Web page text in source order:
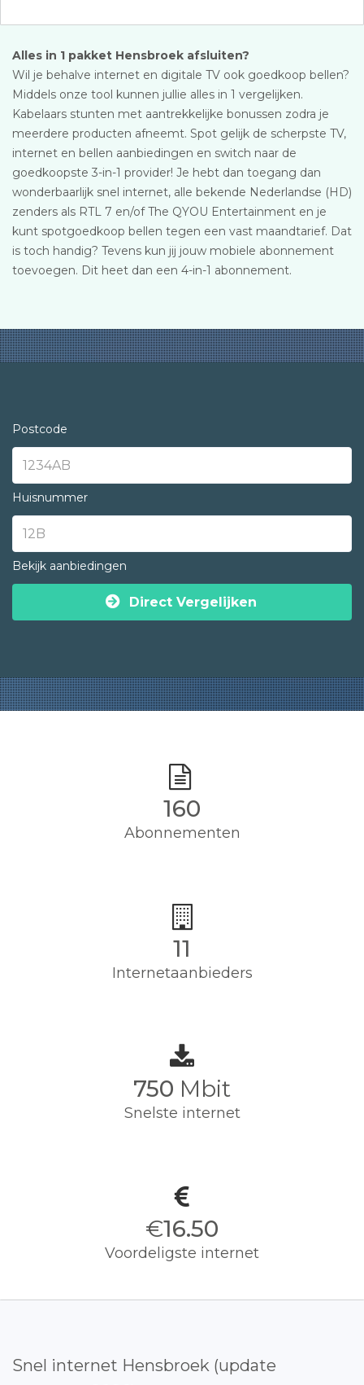
Alles in 1 pakket Hensbroek afsluiten?
Wil je behalve internet en digitale TV ook goedkoop bellen?
Middels onze tool kunnen jullie alles in 1 vergelijken.
Kabelaars stunten met aantrekkelijke bonussen zodra je
meerdere producten afneemt. Spot gelijk de scherpste TV,
internet en bellen aanbiedingen en switch naar de
goedkoopste 3-in-1 provider! Je hebt dan toegang dan
wonderbaarlijk snel internet, alle bekende Nederlandse (HD)
zenders als RTL 7 en/of The QYOU Entertainment en je
kunt spotgoedkoop bellen tegen een vast maandtarief. Dat
is toch handig? Tevens kun jij jouw mobiele abonnement
toevoegen. Dit heet dan een 4-in-1 abonnement.
Postcode
Huisnummer
Bekijk aanbiedingen
Direct Vergelijken
160
Abonnementen
11
Internetaanbieders
750 Mbit
Snelste internet
€16.50
Voordeligste internet
Snel internet Hensbroek (update